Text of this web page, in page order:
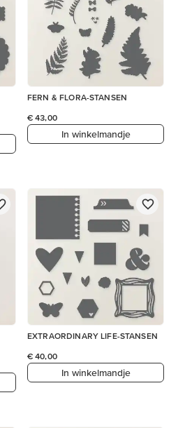
FERN & FLORA-STANSEN
€ 43,00
In winkelmandje
EXTRAORDINARY LIFE-STANSEN
€ 40,00
In winkelmandje